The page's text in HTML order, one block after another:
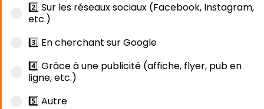
2️⃣ Sur les réseaux sociaux (Facebook, Instagram,
etc.)
3️⃣ En cherchant sur Google
4️⃣ Grâce à une publicité (affiche, flyer, pub en
ligne, etc.)
5️⃣ Autre